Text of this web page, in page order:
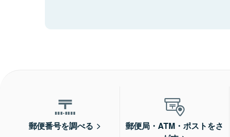
郵便番号を調べる
郵便局・ATM・ポストをさ